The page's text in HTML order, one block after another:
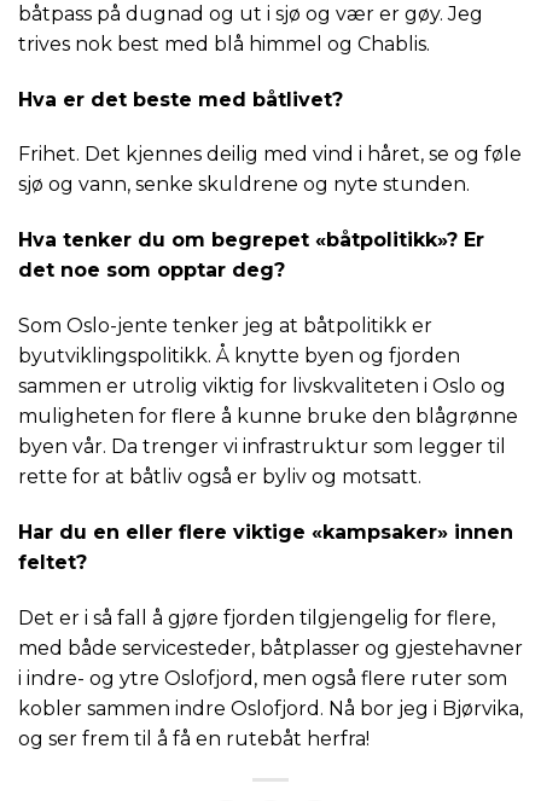
båtpass på dugnad og ut i sjø og vær er gøy. Jeg
trives nok best med blå himmel og Chablis.
Hva er det beste med båtlivet?
Frihet. Det kjennes deilig med vind i håret, se og føle
sjø og vann, senke skuldrene og nyte stunden.
Hva tenker du om begrepet «båtpolitikk»? Er
det noe som opptar deg?
Som Oslo-jente tenker jeg at båtpolitikk er
byutviklingspolitikk. Å knytte byen og fjorden
sammen er utrolig viktig for livskvaliteten i Oslo og
muligheten for flere å kunne bruke den blågrønne
byen vår. Da trenger vi infrastruktur som legger til
rette for at båtliv også er byliv og motsatt.
Har du en eller flere viktige «kampsaker» innen
feltet?
Det er i så fall å gjøre fjorden tilgjengelig for flere,
med både servicesteder, båtplasser og gjestehavner
i indre- og ytre Oslofjord, men også flere ruter som
kobler sammen indre Oslofjord. Nå bor jeg i Bjørvika,
og ser frem til å få en rutebåt herfra!